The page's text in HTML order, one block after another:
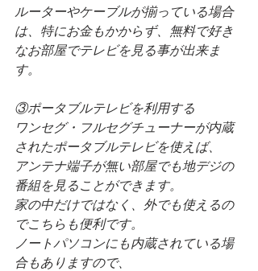
ルーターやケーブルが揃っている場合
は、特にお金もかからず、無料で好き
なお部屋でテレビを見る事が出来ま
す。
③ポータブルテレビを利用する
ワンセグ・フルセグチューナーが内蔵
されたポータブルテレビを使えば、
アンテナ端子が無い部屋でも地デジの
番組を見ることができます。
家の中だけではなく、外でも使えるの
でこちらも便利です。
ノートパソコンにも内蔵されている場
合もありますので、